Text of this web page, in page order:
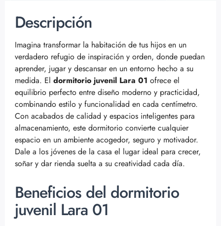
Descripción
Imagina transformar la habitación de tus hijos en un
verdadero refugio de inspiración y orden, donde puedan
aprender, jugar y descansar en un entorno hecho a su
medida. El dormitorio juvenil Lara 01 ofrece el
equilibrio perfecto entre diseño moderno y practicidad,
combinando estilo y funcionalidad en cada centímetro.
Con acabados de calidad y espacios inteligentes para
almacenamiento, este dormitorio convierte cualquier
espacio en un ambiente acogedor, seguro y motivador.
Dale a los jóvenes de la casa el lugar ideal para crecer,
soñar y dar rienda suelta a su creatividad cada día.
Beneficios del dormitorio
juvenil Lara 01